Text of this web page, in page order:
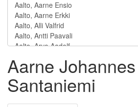
Aarne Johannes
Santaniemi